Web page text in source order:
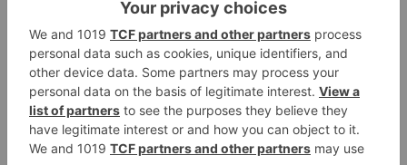
ocultos en su vehículo
LO ÚLTIMO
1
Fallece un ciclista en Burgos tras
avisar otro conductor que se
había caído de la bicicleta